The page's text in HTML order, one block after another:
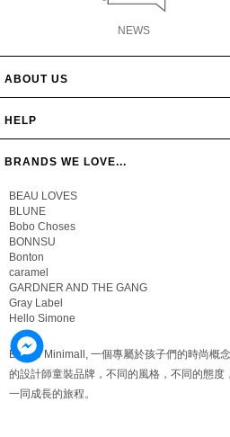
NEWS
ABOUT US
HELP
BRANDS WE LOVE...
BEAU LOVES
BLUNE
Bobo Choses
BONNSU
Bonton
caramel
GARDNER AND THE GANG
Gray Label
Hello Simone
Bungo Minimall, 一個專屬於孩子們的時尚概
的設計師童裝品牌，不同的風格，不同的態
一同成長的旅程。